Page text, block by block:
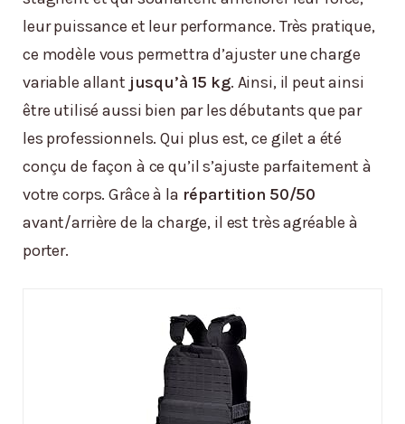
leur puissance et leur performance. Très pratique,
ce modèle vous permettra d’ajuster une charge
variable allant jusqu’à 15 kg. Ainsi, il peut ainsi
être utilisé aussi bien par les débutants que par
les professionnels. Qui plus est, ce gilet a été
conçu de façon à ce qu’il s’ajuste parfaitement à
votre corps. Grâce à la répartition 50/50
avant/arrière de la charge, il est très agréable à
porter.